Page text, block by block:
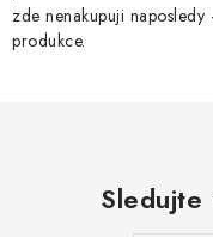
zde nenakupuji
produkce.
Sledujte